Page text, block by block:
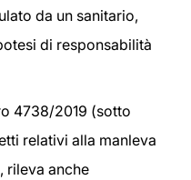
da un sanitario,
di responsabilità
4738/2019 (sotto
relativi alla manleva
rileva anche